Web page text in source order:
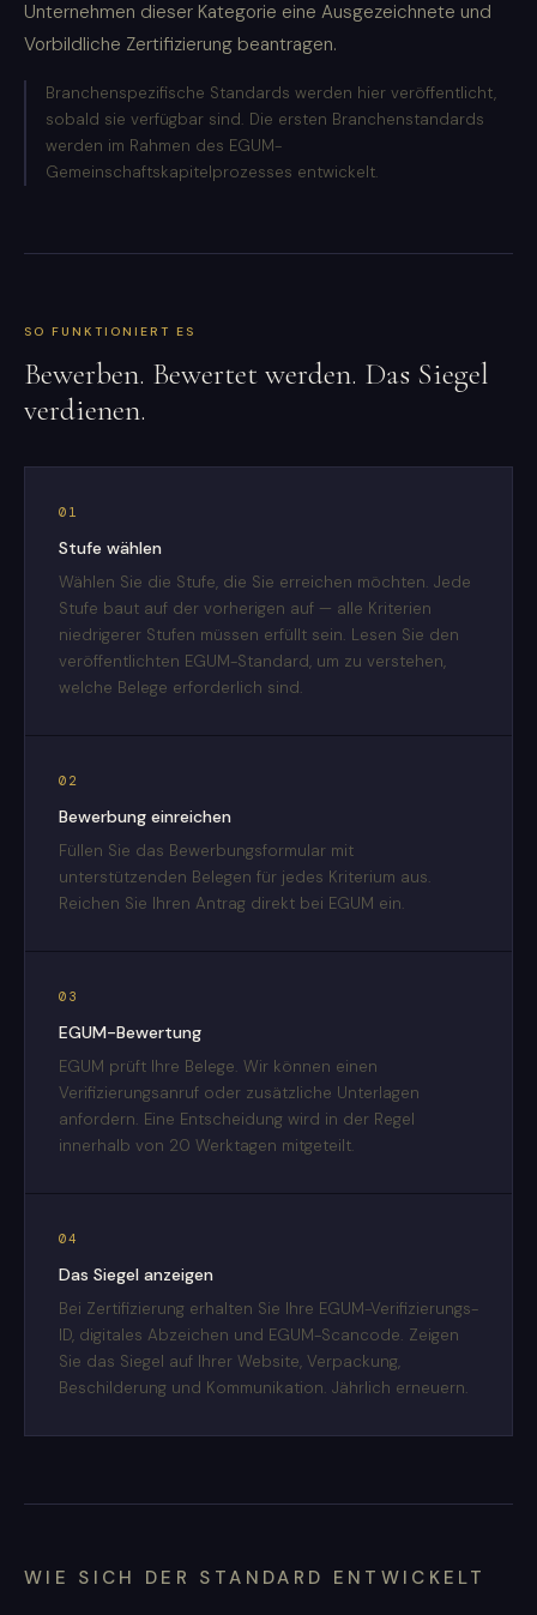
Unternehmen dieser Kategorie eine Ausgezeichnete und
Vorbildliche Zertifizierung beantragen.
Branchenspezifische Standards werden hier veröffentlicht,
sobald sie verfügbar sind. Die ersten Branchenstandards
werden im Rahmen des EGUM-
Gemeinschaftskapitelprozesses entwickelt.
SO FUNKTIONIERT ES
Bewerben. Bewertet werden. Das Siegel
verdienen.
01
Stufe wählen
Wählen Sie die Stufe, die Sie erreichen möchten. Jede
Stufe baut auf der vorherigen auf — alle Kriterien
niedrigerer Stufen müssen erfüllt sein. Lesen Sie den
veröffentlichten EGUM-Standard, um zu verstehen,
welche Belege erforderlich sind.
02
Bewerbung einreichen
Füllen Sie das Bewerbungsformular mit
unterstützenden Belegen für jedes Kriterium aus.
Reichen Sie Ihren Antrag direkt bei EGUM ein.
03
EGUM-Bewertung
EGUM prüft Ihre Belege. Wir können einen
Verifizierungsanruf oder zusätzliche Unterlagen
anfordern. Eine Entscheidung wird in der Regel
innerhalb von 20 Werktagen mitgeteilt.
04
Das Siegel anzeigen
Bei Zertifizierung erhalten Sie Ihre EGUM-Verifizierungs-
ID, digitales Abzeichen und EGUM-Scancode. Zeigen
Sie das Siegel auf Ihrer Website, Verpackung,
Beschilderung und Kommunikation. Jährlich erneuern.
WIE SICH DER STANDARD ENTWICKELT